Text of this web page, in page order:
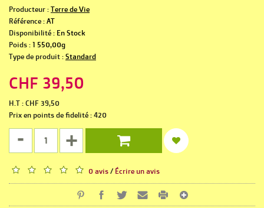
Producteur : Terre de Vie
Référence : AT
Disponibilité : En Stock
Poids : 1 550,00g
Type de produit : Standard
CHF 39,50
H.T : CHF 39,50
Prix en points de fidelité : 420
- +
0 avis / Écrire un avis